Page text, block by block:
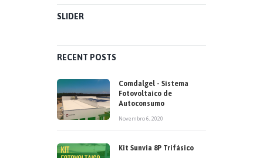
SLIDER
RECENT POSTS
Comdalgel - Sistema
Fotovoltaico de
Autoconsumo
Novembro 6, 2020
Kit Sunvia 8P Trifásico